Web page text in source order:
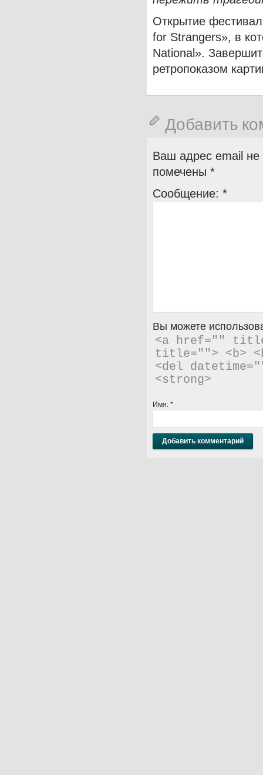
Открытие
for Strangers», в
National».
ретропоказом
Добавить
Ваш адрес email не
помечены *
Сообщение: *
Вы можете
<a href=""
title=""> <b>
<del
<strong>
Имя: *